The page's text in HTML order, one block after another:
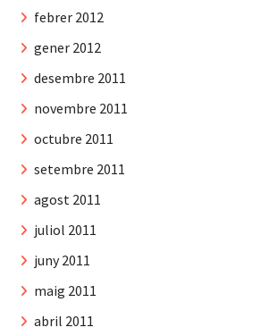
febrer 2012
gener 2012
desembre 2011
novembre 2011
octubre 2011
setembre 2011
agost 2011
juliol 2011
juny 2011
maig 2011
abril 2011